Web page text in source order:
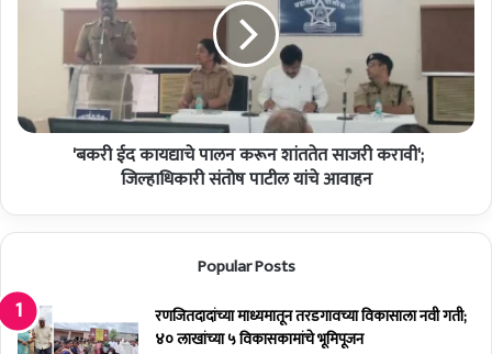
स्त्यां
त
मा
र्गी
ला
य
ल
रू
न
शां
'बकरी ईद कायद्याचे पालन करून शांततेत साजरी करावी';
जिल्हाधिकारी संतोष पाटील यांचे आवाहन
Popular Posts
रणजितदादांच्या माध्यमातून तरडगावच्या विकासाला नवी गती;
४० लाखांच्या ५ विकासकामांचे भूमिपूजन